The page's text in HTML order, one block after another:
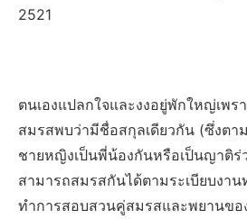
2521
ตนเองแปลกใจและงงอยู่พักใหญ่เพร
สมรสพบว่ามีชื่อสกุลเดียวกัน (ซึ่งตา
ชายหญิงเป็นพี่น้องกันหรือเป็นญาติร่
สามารถสมรสกันได้ตามระเบียบงาน
ทำการสอบสวนคู่สมรสและพยานขอ